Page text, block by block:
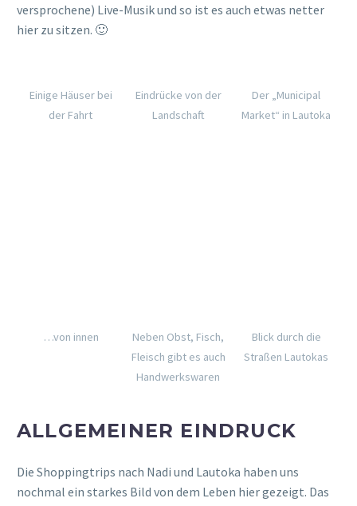
versprochene) Live-Musik und so ist es auch etwas netter
hier zu sitzen. 🙂
Einige Häuser bei
der Fahrt
Eindrücke von der
Landschaft
Der „Municipal
Market“ in Lautoka
Neben Obst, Fisch,
Fleisch gibt es auch
Handwerkswaren
Blick durch die
Straßen Lautokas
ALLGEMEINER EINDRUCK
Die Shoppingtrips nach Nadi und Lautoka haben uns
nochmal ein starkes Bild von dem Leben hier gezeigt. Das